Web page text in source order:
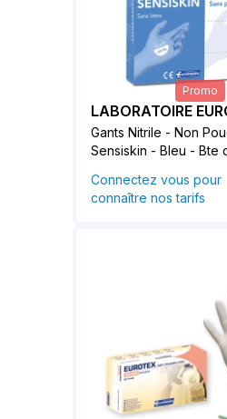
Promo
LABORATOIRE
Gants Nitrile - Non
Sensiskin - Bleu - Bte
Connectez vous pour
connaître nos tarifs